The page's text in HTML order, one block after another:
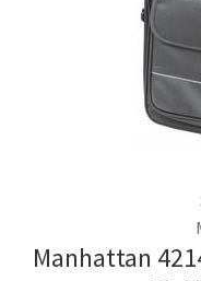
Manhattan